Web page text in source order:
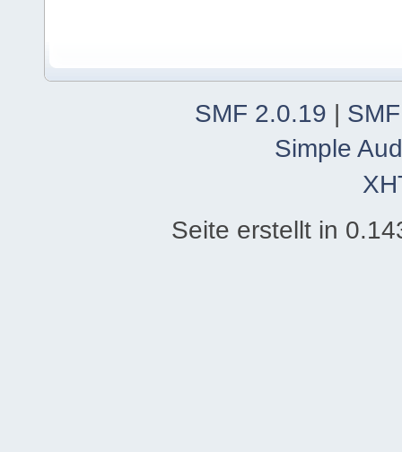
SMF 2.0.19 |
Simple
Seite erstellt in